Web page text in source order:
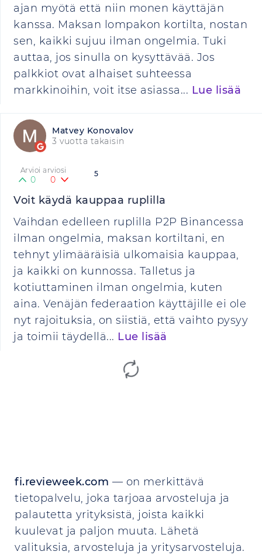
ajan myötä että niin monen käyttäjän
kanssa. Maksan lompakon kortilta, nostan
sen, kaikki sujuu ilman ongelmia. Tuki
auttaa, jos sinulla on kysyttävää. Jos
palkkiot ovat alhaiset suhteessa
markkinoihin, voit itse asiassa... Lue lisää
Matvey Konovalov
3 vuotta takaisin
5
Arvioi arviosi
0 0
Voit käydä kauppaa ruplilla
Vaihdan edelleen ruplilla P2P Binancessa
ilman ongelmia, maksan kortiltani, en
tehnyt ylimääräisiä ulkomaisia kauppaa,
ja kaikki on kunnossa. Talletus ja
kotiuttaminen ilman ongelmia, kuten
aina. Venäjän federaation käyttäjille ei ole
nyt rajoituksia, on siistiä, että vaihto pysyy
ja toimii täydellä... Lue lisää
fi.revieweek.com — on merkittävä
tietopalvelu, joka tarjoaa arvosteluja ja
palautetta yrityksistä, joista kaikki
kuulevat ja paljon muuta. Lähetä
valituksia, arvosteluja ja yritysarvosteluja.